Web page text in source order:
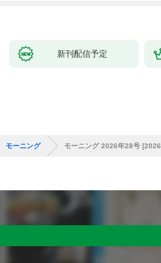
新刊配信予定
モーニング モーニング 2026年28号